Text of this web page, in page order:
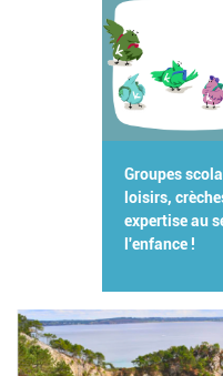
Groupes
loisirs,
expertise au
l'enfance !